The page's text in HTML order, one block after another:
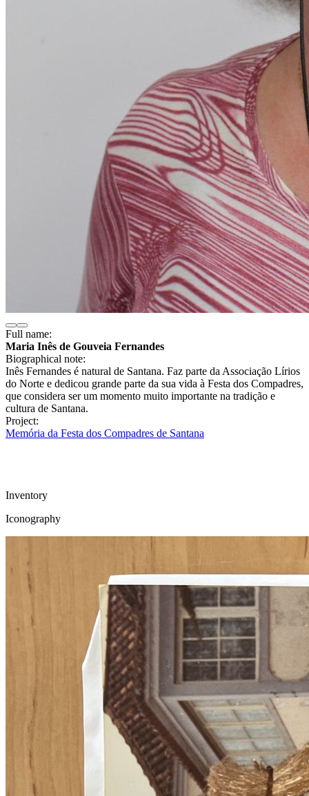
Full name:
Maria Inês de Gouveia Fernandes
Biographical note:
Inês Fernandes é natural de Santana. Faz parte da Associação Lírios
do Norte e dedicou grande parte da sua vida à Festa dos Compadres,
que considera ser um momento muito importante na tradição e
cultura de Santana.
Project:
Memória da Festa dos Compadres de Santana
Inventory
Iconography